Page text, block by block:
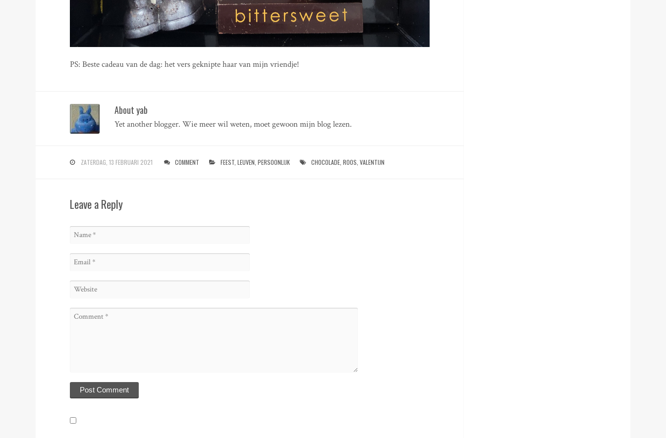
PS: Beste cadeau van de dag: het vers geknipte haar van mijn vriendje!
About yab
Yet another blogger. Wie meer wil weten, moet gewoon mijn blog lezen.
ZATERDAG, 13 FEBRUARI 2021 COMMENT FEEST ,LEUVEN ,PERSOONLIJK CHOCOLADE ,ROOS ,VALENTIJN
Leave a Reply